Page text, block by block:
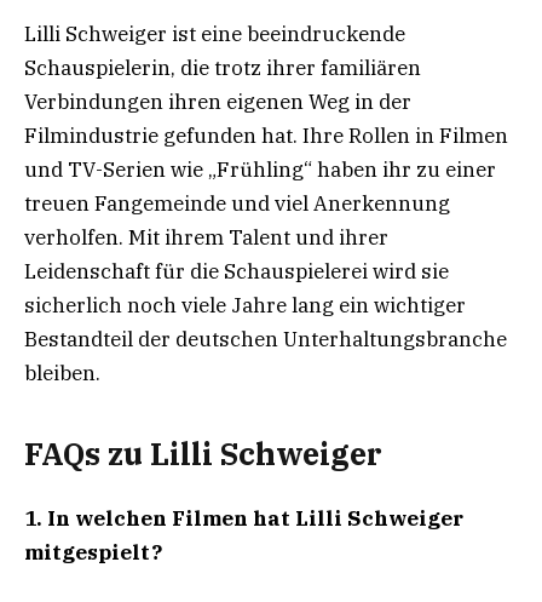
Lilli Schweiger ist eine beeindruckende
Schauspielerin, die trotz ihrer familiären
Verbindungen ihren eigenen Weg in der
Filmindustrie gefunden hat. Ihre Rollen in Filmen
und TV-Serien wie „Frühling“ haben ihr zu einer
treuen Fangemeinde und viel Anerkennung
verholfen. Mit ihrem Talent und ihrer
Leidenschaft für die Schauspielerei wird sie
sicherlich noch viele Jahre lang ein wichtiger
Bestandteil der deutschen Unterhaltungsbranche
bleiben.
FAQs zu Lilli Schweiger
1. In welchen Filmen hat Lilli Schweiger
mitgespielt?